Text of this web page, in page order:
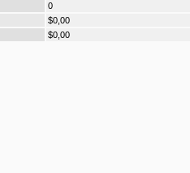
0
$0,00
$0,00